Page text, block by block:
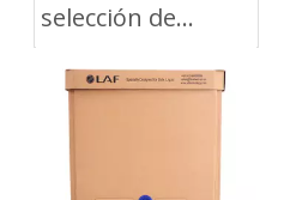
selección de
para Flexitank